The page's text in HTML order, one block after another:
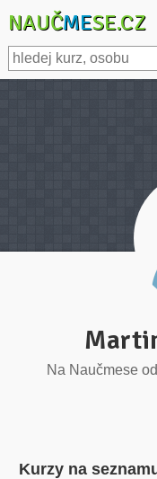
NAUČMESE.CZ
Na Naučmese
Kurzy na